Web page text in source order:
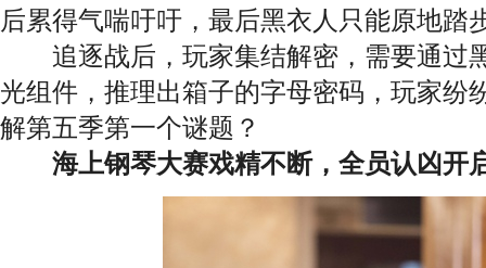
后累得气喘吁吁，最后黑衣人只能原地踏
追逐战后，玩家集结解密，需要通过
光组件，推理出箱子的字母密码，玩家纷
解第五季第一个谜题？
海上钢琴大赛戏精不断，全员认凶开